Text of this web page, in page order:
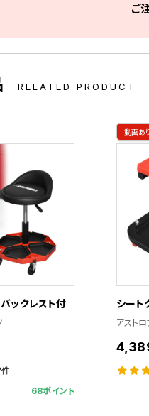
ご
RELATED PRODUCT
ックレスト付
68ポイント
動画あ
シート
アスト